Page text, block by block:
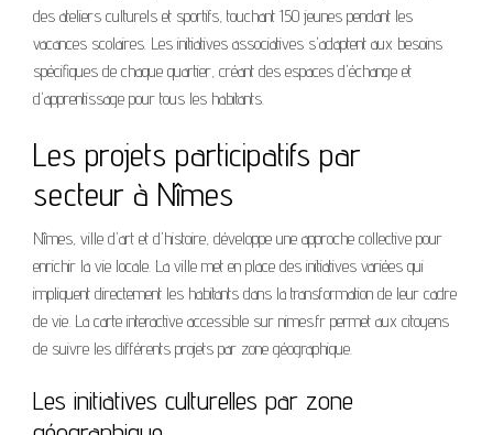
des ateliers culturels et sportifs, touchant 150 jeunes pendant les
vacances scolaires. Les initiatives associatives s'adaptent aux besoins
spécifiques de chaque quartier, créant des espaces d'échange et
d'apprentissage pour tous les habitants.
Les projets participatifs par
secteur à Nîmes
Nîmes, ville d'art et d'histoire, développe une approche collective pour
enrichir la vie locale. La ville met en place des initiatives variées qui
impliquent directement les habitants dans la transformation de leur cadre
de vie. La carte interactive accessible sur nimes.fr permet aux citoyens
de suivre les différents projets par zone géographique.
Les initiatives culturelles par zone